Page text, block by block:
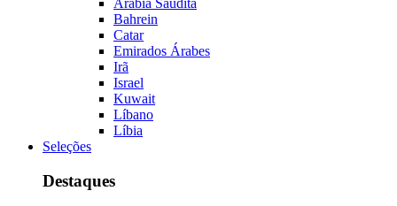
Arábia Saudita
Bahrein
Catar
Emirados Árabes
Irã
Israel
Kuwait
Líbano
Líbia
Seleções
Destaques